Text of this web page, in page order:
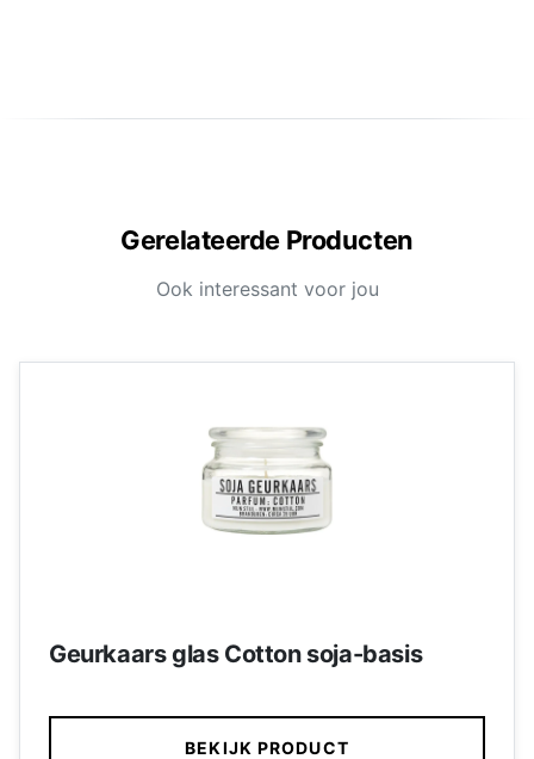
Gerelateerde Producten
Ook interessant voor jou
Geurkaars glas Cotton soja-basis
BEKIJK PRODUCT